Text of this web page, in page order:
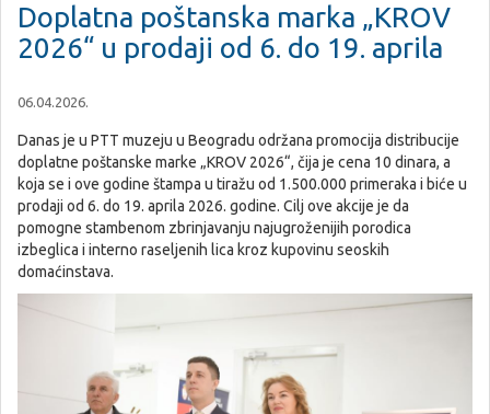
Doplatna poštanska marka „KROV
2026“ u prodaji od 6. do 19. aprila
06.04.2026.
Danas je u PTT muzeju u Beogradu održana promocija distribucije
doplatne poštanske marke „KROV 2026“, čija je cena 10 dinara, a
koja se i ove godine štampa u tiražu od 1.500.000 primeraka i biće u
prodaji od 6. do 19. aprila 2026. godine. Cilj ove akcije je da
pomogne stambenom zbrinjavanju najugroženijih porodica
izbeglica i interno raseljenih lica kroz kupovinu seoskih
domaćinstava.